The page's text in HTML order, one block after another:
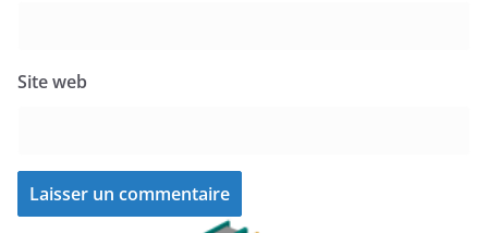
Site web